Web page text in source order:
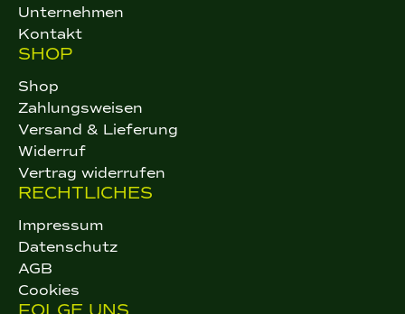
Unternehmen
Kontakt
SHOP
Shop
Zahlungsweisen
Versand & Lieferung
Widerruf
Vertrag widerrufen
RECHTLICHES
Impressum
Datenschutz
AGB
Cookies
FOLGE UNS